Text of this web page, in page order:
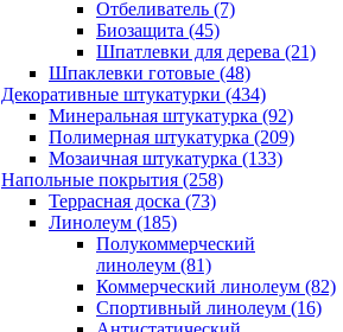
Отбеливатель (7)
Биозащита (45)
Шпатлевки для дерева (21)
Шпаклевки готовые (48)
Декоративные штукатурки (434)
Минеральная штукатурка (92)
Полимерная штукатурка (209)
Мозаичная штукатурка (133)
Напольные покрытия (258)
Террасная доска (73)
Линолеум (185)
Полукоммерческий
линолеум (81)
Коммерческий линолеум (82)
Спортивный линолеум (16)